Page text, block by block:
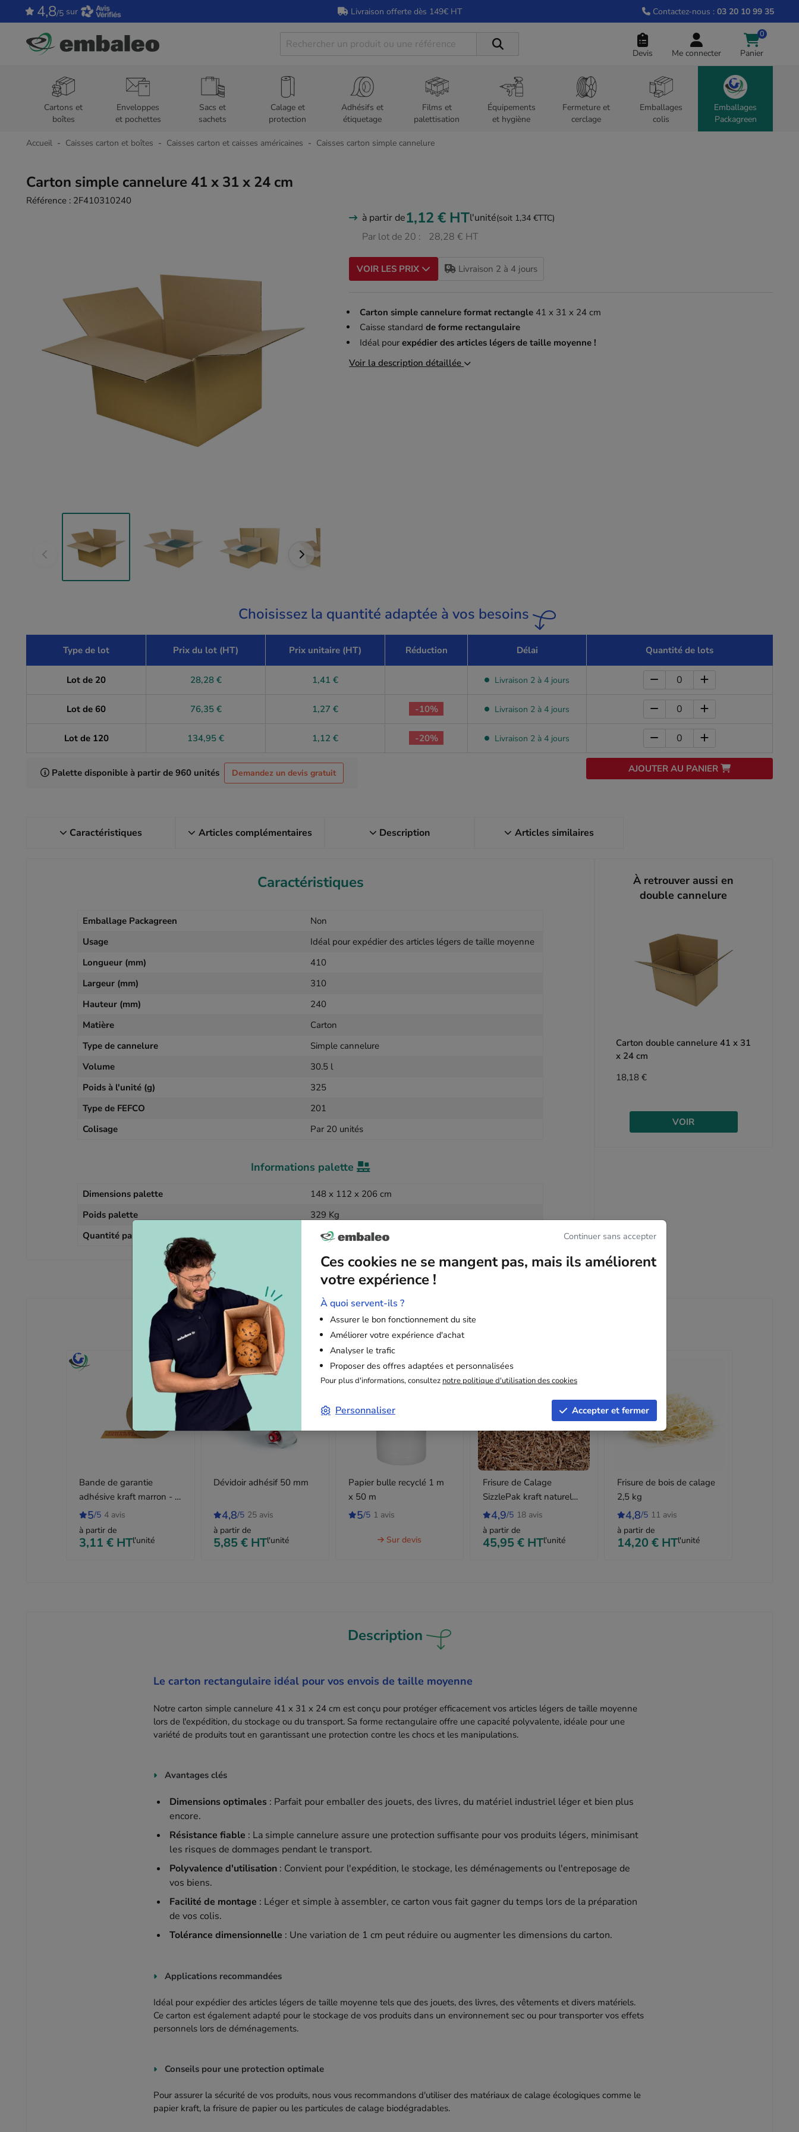
4,8/5 sur Livraison offerte dès 149€ HT Contactez-nous : 03 20 10 99 35
Devis Me connecter Panier
0
Cartons et
boîtes
Enveloppes
et pochettes
Sacs et
sachets
Calage et
protection
Adhésifs et
étiquetage
Films et
palettisation
Équipements
et hygiène
Fermeture et
cerclage
Emballages
colis
Emballages
Packagreen
Accueil Caisses carton et boîtes Caisses carton et caisses américaines Caisses carton simple cannelure
Carton simple cannelure 41 x 31 x 24 cm
Référence : 2F410310240
à partir de1,12 € HTl'unité(soit 1,34 €TTC)
Par lot de 20 : 28,28 € HT
VOIR LES PRIX Livraison 2 à 4 jours
Carton simple cannelure format rectangle41 x 31 x 24 cm
Caisse standard de forme rectangulaire
Idéal pour expédier des articles légers de taille moyenne !
Voir la description détaillée
Choisissez la quantité adaptée à vos besoins
Type de lot Prix du lot (HT) Prix unitaire (HT) Réduction Délai Quantité de lots
Lot de 20 28,28 € 1,41 € Livraison 2 à 4 jours
Lot de 60 76,35 € 1,27 € -10% Livraison 2 à 4 jours
Lot de 120 134,95 € 1,12 € -20% Livraison 2 à 4 jours
AJOUTER AU PANIER
Palette disponible à partir de 960 unités Demandez un devis gratuit
Caractéristiques Articles complémentaires Description Articles similaires
Caractéristiques
Emballage Packagreen
Non
Usage
Idéal pour expédier des articles légers de taille moyenne
Longueur (mm)
410
Largeur (mm)
310
Hauteur (mm)
240
Matière
Carton
Type de cannelure
Simple cannelure
Volume
30.5 l
Poids à l'unité (g)
325
Type de FEFCO
201
Colisage
Par 20 unités
Informations palette
Dimensions palette
148 x 112 x 206 cm
Poids palette
329 Kg
Quantité palette
960
À retrouver aussi en
double cannelure
Carton double cannelure 41 x 31
x 24 cm
18,18 €
VOIR
Articles complémentaires
Bande de garantie
adhésive kraft marron - 5
cm x 50 m
5/5 4 avis
à partir de
3,11 € HTl'unité
Dévidoir adhésif 50 mm
4,8/5 25 avis
à partir de
5,85 € HTl'unité
Papier bulle recyclé 1 m
x 50 m
5/5 1 avis
Sur devis
Frisure de Calage
SizzlePak kraft naturel
10kg
4,9/5 18 avis
à partir de
45,95 € HTl'unité
Frisure de bois de calage
2,5 kg
4,8/5 11 avis
à partir de
14,20 € HTl'unité
Description
Le carton rectangulaire idéal pour vos envois de taille moyenne
Notre carton simple cannelure 41 x 31 x 24 cm est conçu pour protéger efficacement vos articles légers de taille moyenne
lors de l'expédition, du stockage ou du transport. Sa forme rectangulaire offre une capacité polyvalente, idéale pour une
variété de produits tout en garantissant une protection contre les chocs et les manipulations.
Avantages clés
Dimensions optimales : Parfait pour emballer des jouets, des livres, du matériel industriel léger et bien plus
encore.
Résistance fiable : La simple cannelure assure une protection suffisante pour vos produits légers, minimisant
les risques de dommages pendant le transport.
Polyvalence d'utilisation : Convient pour l'expédition, le stockage, les déménagements ou l'entreposage de
vos biens.
Facilité de montage : Léger et simple à assembler, ce carton vous fait gagner du temps lors de la préparation
de vos colis.
Tolérance dimensionnelle : Une variation de 1 cm peut réduire ou augmenter les dimensions du carton.
Applications recommandées
Idéal pour expédier des articles légers de taille moyenne tels que des jouets, des livres, des vêtements et divers matériels.
Ce carton est également adapté pour le stockage de vos produits dans un environnement sec ou pour transporter vos effets
personnels lors de déménagements.
Conseils pour une protection optimale
Pour assurer la sécurité de vos produits, nous vous recommandons d'utiliser des matériaux de calage écologiques comme le
papier kraft, la frisure de papier ou les particules de calage biodégradables.
Continuer sans accepter
Ces cookies ne se mangent pas, mais ils améliorent
votre expérience !
À quoi servent-ils ?
Assurer le bon fonctionnement du site
Améliorer votre expérience d'achat
Analyser le trafic
Proposer des offres adaptées et personnalisées
Pour plus d'informations, consultez notre politique d'utilisation des cookies
Personnaliser Accepter et fermer